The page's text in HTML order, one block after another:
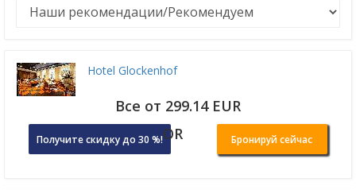
Hotel Glockenhof
Все от 299.14 EUR
Получите скидку до 30 %!OR Бронируй сейчас